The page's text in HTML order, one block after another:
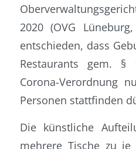
2020 (OVG
entschieden, dass
Restaurants gem.
Corona-Verordnung
Personen stattfinden
Die künstliche
mehrere Tische zu